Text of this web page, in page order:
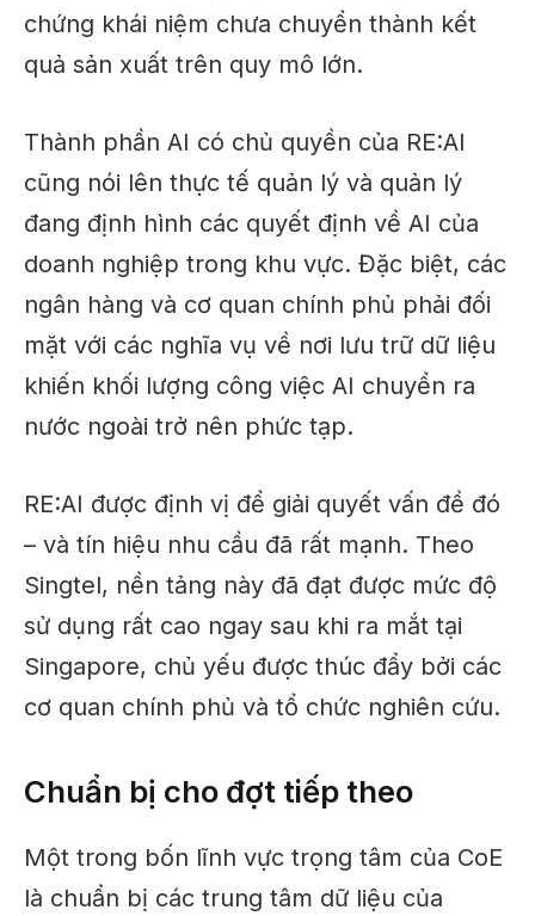
chứng khái niệm chưa chuyển thành kết
quả sản xuất trên quy mô lớn.
Thành phần AI có chủ quyền của RE:AI
cũng nói lên thực tế quản lý và quản lý
đang định hình các quyết định về AI của
doanh nghiệp trong khu vực. Đặc biệt, các
ngân hàng và cơ quan chính phủ phải đối
mặt với các nghĩa vụ về nơi lưu trữ dữ liệu
khiến khối lượng công việc AI chuyển ra
nước ngoài trở nên phức tạp.
RE:AI được định vị để giải quyết vấn đề đó
– và tín hiệu nhu cầu đã rất mạnh. Theo
Singtel, nền tảng này đã đạt được mức độ
sử dụng rất cao ngay sau khi ra mắt tại
Singapore, chủ yếu được thúc đẩy bởi các
cơ quan chính phủ và tổ chức nghiên cứu.
Chuẩn bị cho đợt tiếp theo
Một trong bốn lĩnh vực trọng tâm của CoE
là chuẩn bị các trung tâm dữ liệu của